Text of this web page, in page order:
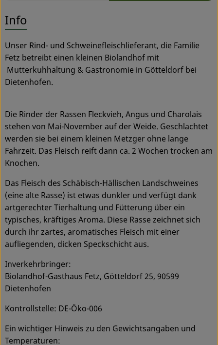
Info
Unser Rind- und Schweinefleischlieferant, die Familie
Fetz betreibt einen kleinen Biolandhof mit
Mutterkuhhaltung & Gastronomie in Götteldorf bei
Dietenhofen.
Die Rinder der Rassen Fleckvieh, Angus und Charolais
stehen von Mai-November auf der Weide. Geschlachtet
werden sie bei einem kleinen Metzger ohne lange
Fahrzeit. Das Fleisch reift dann ca. 2 Wochen trocken am
Knochen.
Das Fleisch des Schäbisch-Hällischen Landschweines
(eine alte Rasse) ist etwas dunkler und verfügt dank
artgerechter Tierhaltung und Fütterung über ein
typisches, kräftiges Aroma. Diese Rasse zeichnet sich
durch ihr zartes, aromatisches Fleisch mit einer
aufliegenden, dicken Speckschicht aus.
Inverkehrbringer:
Biolandhof-Gasthaus Fetz, Götteldorf 25, 90599
Dietenhofen
Kontrollstelle: DE-Öko-006
Ein wichtiger Hinweis zu den Gewichtsangaben und
Temperaturen: